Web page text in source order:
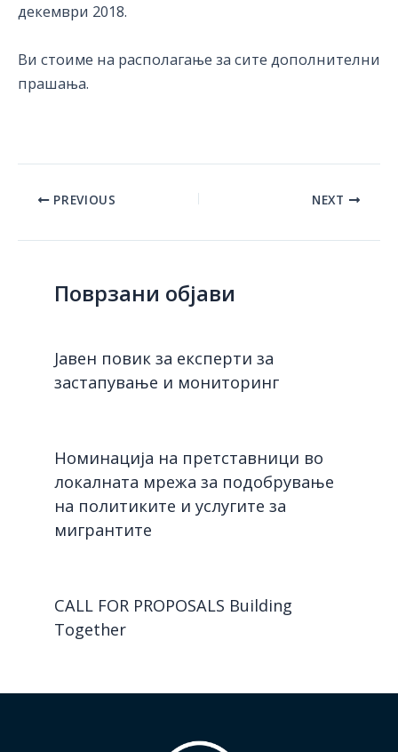
декември 2018.
Ви стоиме на располагање за сите дополнителни
прашања.
PostPREVIOUS NEXT
Поврзани објави
Јавен повик за експерти за
застапување и мониторинг
Номинација на претставници во
локалната мрежа за подобрување
на политиките и услугите за
мигрантите
CALL FOR PROPOSALS Building
Together